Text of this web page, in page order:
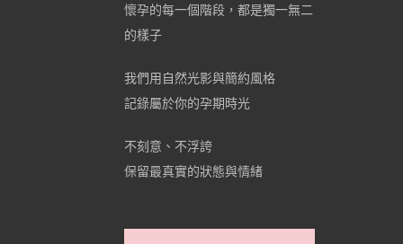
懷孕的每一個階段，都是獨一無二
的樣子
我們用自然光影與簡約風格
記錄屬於你的孕期時光
不刻意、不浮誇
保留最真實的狀態與情緒